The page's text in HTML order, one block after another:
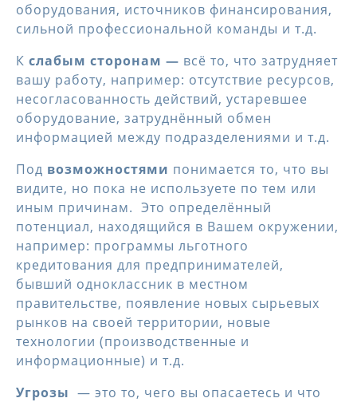
оборудования, источников финансирования,
сильной профессиональной команды и т.д.
К слабым сторонам — всё то, что затрудняет
вашу работу, например: отсутствие ресурсов,
несогласованность действий, устаревшее
оборудование, затруднённый обмен
информацией между подразделениями и т.д.
Под возможностями понимается то, что вы
видите, но пока не используете по тем или
иным причинам. Это определённый
потенциал, находящийся в Вашем окружении,
например: программы льготного
кредитования для предпринимателей,
бывший одноклассник в местном
правительстве, появление новых сырьевых
рынков на своей территории, новые
технологии (производственные и
информационные) и т.д.
Угрозы — это то, чего вы опасаетесь и что